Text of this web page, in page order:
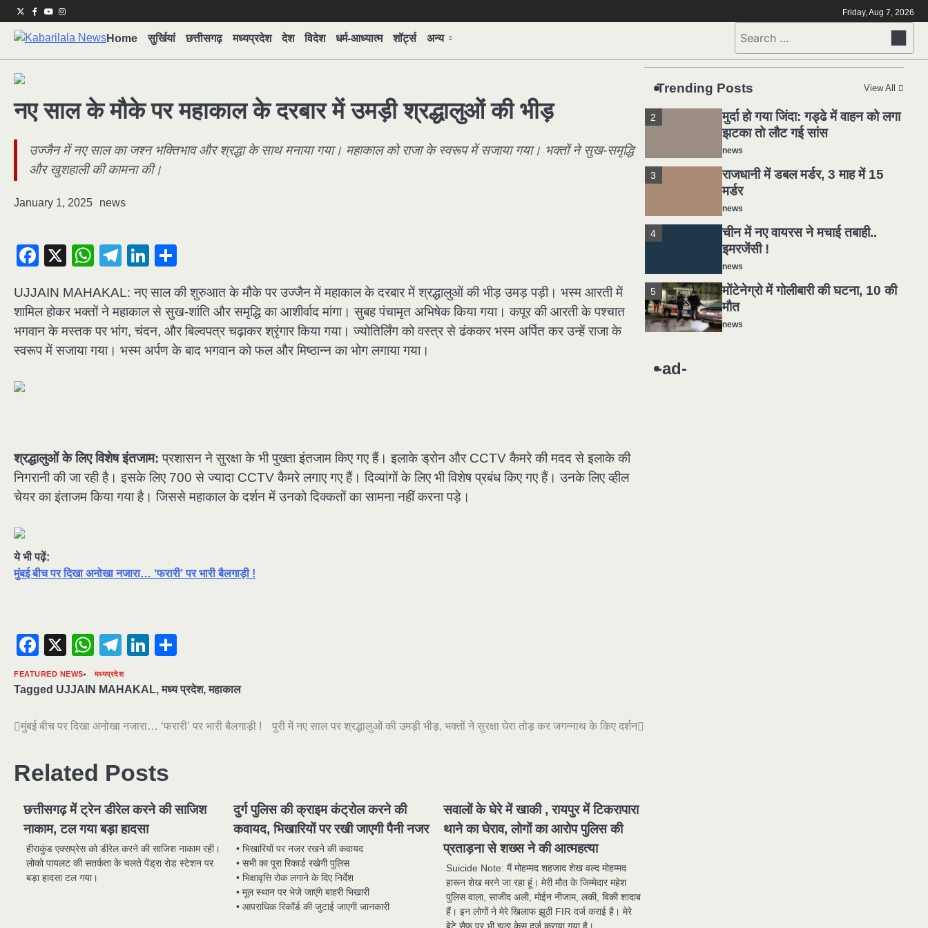
Skip
to
content
Twitter
Facebook
YoutubeInstagram Friday, Aug 7, 2026
Home सुर्खियां छत्तीसगढ़ मध्यप्रदेश देश विदेश धर्म-आध्यात्म शॉर्ट्स अन्य
Search
नए साल के मौके पर महाकाल के दरबार में उमड़ी श्रद्धालुओं की भीड़
उज्जैन में नए साल का जश्न भक्तिभाव और श्रद्धा के साथ मनाया गया। महाकाल को राजा के स्वरूप में सजाया गया। भक्तों ने सुख-समृद्धि
और खुशहाली की कामना की।
January 1, 2025 news
Facebook
X WhatsApp
Telegram
LinkedIn
UJJAIN MAHAKAL: नए साल की शुरुआत के मौके पर उज्जैन में महाकाल के दरबार में श्रद्धालुओं की भीड़ उमड़ पड़ी। भस्म आरती में
शामिल होकर भक्तों ने महाकाल से सुख-शांति और समृद्धि का आशीर्वाद मांगा। सुबह पंचामृत अभिषेक किया गया। कपूर की आरती के पश्चात
भगवान के मस्तक पर भांग, चंदन, और बिल्वपत्र चढ़ाकर श्रृंगार किया गया। ज्योतिर्लिंग को वस्त्र से ढंककर भस्म अर्पित कर उन्हें राजा के
स्वरूप में सजाया गया। भस्म अर्पण के बाद भगवान को फल और मिष्ठान्न का भोग लगाया गया।
श्रद्धालुओं के लिए विशेष इंतजाम: प्रशासन ने सुरक्षा के भी पुख्ता इंतजाम किए गए हैं। इलाके ड्रोन और CCTV कैमरे की मदद से इलाके की
निगरानी की जा रही है। इसके लिए 700 से ज्यादा CCTV कैमरे लगाए गए हैं। दिव्यांगों के लिए भी विशेष प्रबंध किए गए हैं। उनके लिए व्हील
चेयर का इंताजम किया गया है। जिससे महाकाल के दर्शन में उनको दिक्कतों का सामना नहीं करना पड़े।
ये भी पढ़ें:
मुंबई बीच पर दिखा अनोखा नजारा… ‘फरारी’ पर भारी बैलगाड़ी !
Facebook
X WhatsApp
Telegram
LinkedIn
FEATURED NEWS मध्यप्रदेश
Tagged UJJAIN MAHAKAL,मध्य प्रदेश,महाकाल
Post
मुंबई बीच पर दिखा अनोखा नजारा… ‘फरारी’ पर भारी बैलगाड़ी ! पुरी में नए साल पर श्रद्धालुओं की उमड़ी भीड़, भक्तों ने सुरक्षा घेरा तोड़ कर जगन्नाथ के किए दर्शन
Related Posts
छत्तीसगढ़ में ट्रेन डीरेल करने की साजिश
नाकाम, टल गया बड़ा हादसा
हीराकुंड एक्सप्रेस को डीरेल करने की साजिश नाकाम रही।
लोको पायलट की सतर्कता के चलते पेंड्रा रोड स्टेशन पर
बड़ा हादसा टल गया।
दुर्ग पुलिस की क्राइम कंट्रोल करने की
कवायद, भिखारियों पर रखी जाएगी पैनी नजर
• भिखारियों पर नजर रखने की कवायद
• सभी का पूरा रिकार्ड रखेगी पुलिस
• भिक्षावृत्ति रोक लगाने के दिए निर्देश
• मूल स्थान पर भेजे जाएंगे बाहरी भिखारी
• आपराधिक रिकॉर्ड की जुटाई जाएगी जानकारी
सवालों के घेरे में खाकी , रायपुर में टिकरापारा
थाने का घेराव, लोगों का आरोप पुलिस की
प्रताड़ना से शख्स ने की आत्महत्या
Suicide Note: मैं मोहम्मद शहजाद शेख वल्द मोहम्मद
हारून शेख मरने जा रहा हूं। मेरी मौत के जिम्मेदार महेश
पुलिस वाला, साजीद अली, मोईन नीजाम, लकी, विकी शादाब
हैं। इन लोगों ने मेरे खिलाफ झूठी FIR दर्ज कराई है। मेरे
Trending Posts View All
news
1
यमदूत बना डॉक्टर, 6 लोगों को रौंदा, 2
news
2
मुर्दा हो गया जिंदा: गड्ढे में वाहन को लगा
झटका तो लौट गई सांस
news
3
राजधानी में डबल मर्डर, 3 माह में 15
मर्डर
news
4
चीन में नए वायरस ने मचाई तबाही..
इमरजेंसी !
news
5
मोंटेनेग्रो में गोलीबारी की घटना, 10 की
मौत
news
-ad-